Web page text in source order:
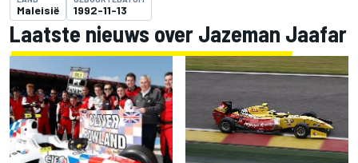
Maleisië 1992-11-13
Laatste nieuws over Jazeman Jaafar